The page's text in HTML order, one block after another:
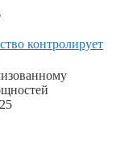
контролирует